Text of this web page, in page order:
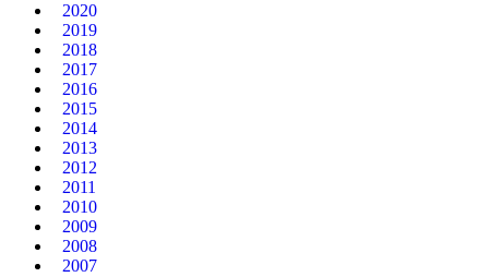
2020
2019
2018
2017
2016
2015
2014
2013
2012
2011
2010
2009
2008
2007